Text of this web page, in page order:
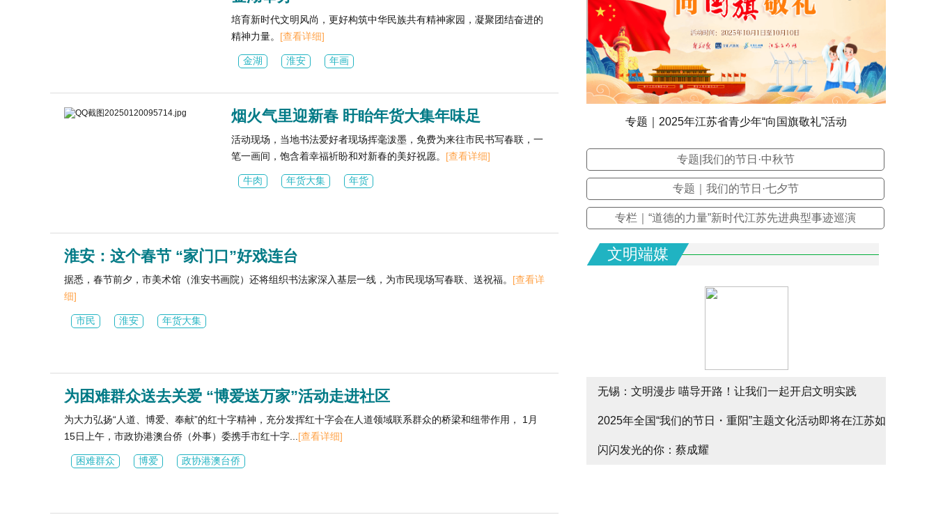
培育新时代文明风尚，更好构筑中华民族共有精神家园，凝聚团结奋进的
精神力量。 [查看详细]
金湖 淮安 年画
烟火气里迎新春 盱眙年货大集年味足
活动现场，当地书法爱好者现场挥毫泼墨，免费为来往市民书写春联，一
笔一画间，饱含着幸福祈盼和对新春的美好祝愿。 [查看详细]
牛肉 年货大集 年货
淮安：这个春节 “家门口”好戏连台
据悉，春节前夕，市美术馆（淮安书画院）还将组织书法家深入基层一线，为市民现场写春联、送祝福。 [查看详
细]
市民 淮安 年货大集
为困难群众送去关爱 “博爱送万家”活动走进社区
为大力弘扬“人道、博爱、奉献”的红十字精神，充分发挥红十字会在人道领域联系群众的桥梁和纽带作用， 1月
15日上午，市政协港澳台侨（外事）委携手市红十字... [查看详细]
困难群众 博爱 政协港澳台侨
专题｜2025年江苏省青少年“向国旗敬礼”活动
专题|我们的节日·中秋节
专题｜我们的节日·七夕节
专栏｜“道德的力量”新时代江苏先进典型事迹巡演
文明端媒
无锡：文明漫步 喵导开路！让我们一起开启文明实践
citywalk
2025年全国“我们的节日・重阳”主题文化活动即将在江苏如
皋启幕
闪闪发光的你：蔡成耀